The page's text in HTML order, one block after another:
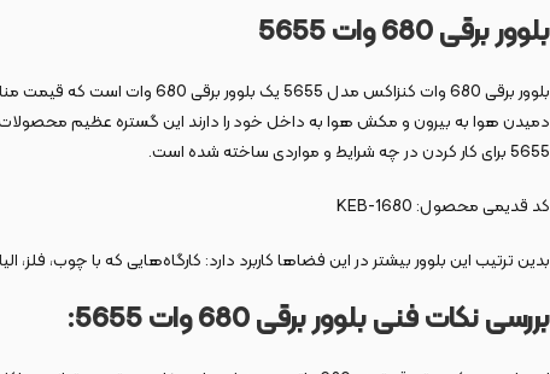
بلوور برقی 680 وات 5655
بلوور برقی 680 وات کنزاکس
5655 برای کار کردن در چه شرایط و مواردی ساخته شده است.
کد قدیمی محصول: KEB-1680
بدین ترتیب این بلوور بیشتر در این فضاها کاربرد دارد: کارگاه‌هایی که با چوب،
بررسی نکات فنی بلوور برقی 680 وات 5655: